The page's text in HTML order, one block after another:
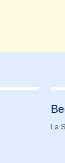
La Sabana te